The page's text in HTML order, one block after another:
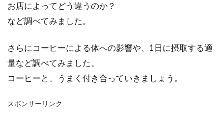
お店によってどう違うのか？
など調べてみました。
さらにコーヒーによる体への影響や、1日に摂取する適
量など調べてみました。
コーヒーと、うまく付き合っていきましょう。
スポンサーリンク